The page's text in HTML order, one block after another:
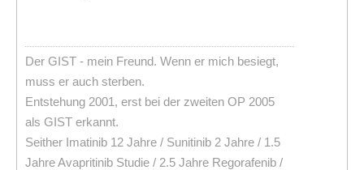
Der GIST - mein Freund. Wenn er mich besiegt,
muss er auch sterben.
Entstehung 2001, erst bei der zweiten OP 2005
als GIST erkannt.
Seither Imatinib 12 Jahre / Sunitinib 2 Jahre / 1.5
Jahre Avapritinib Studie / 2.5 Jahre Regorafenib /